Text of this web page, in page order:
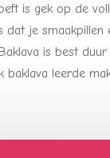
is gek op de
dat je smaakpillen
is best
baklava leerde